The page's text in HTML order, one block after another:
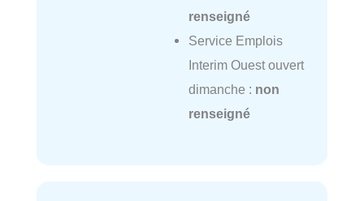
renseigné
Service Emplois
Interim Ouest ouvert
dimanche : non
renseigné